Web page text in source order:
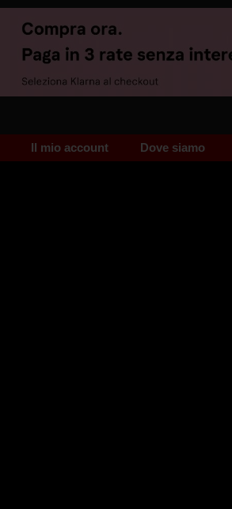
Il mio account Dove siamo